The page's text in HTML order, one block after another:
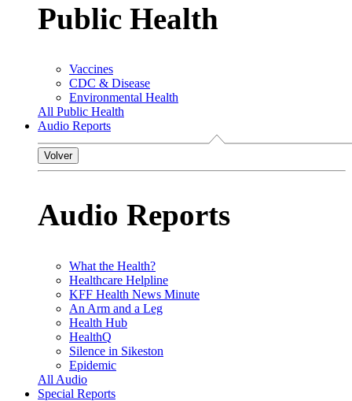
Public Health
Vaccines
CDC & Disease
Environmental Health
All Public Health
Audio Reports
Volver
Audio Reports
What the Health?
Healthcare Helpline
KFF Health News Minute
An Arm and a Leg
Health Hub
HealthQ
Silence in Sikeston
Epidemic
All Audio
Special Reports